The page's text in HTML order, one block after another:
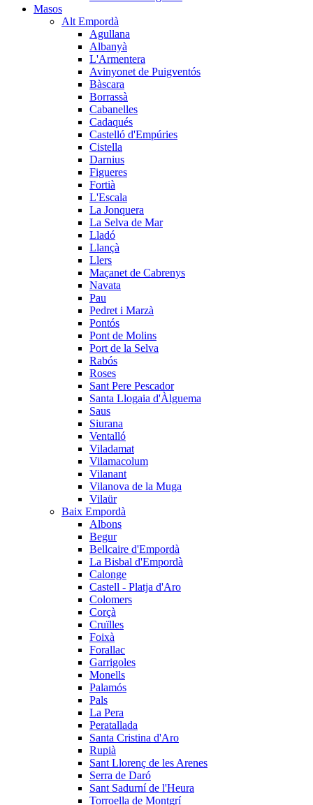
Masos
Alt Empordà
Agullana
Albanyà
L'Armentera
Avinyonet de Puigventós
Bàscara
Borrassà
Cabanelles
Cadaqués
Castelló d'Empúries
Cistella
Darnius
Figueres
Fortià
L'Escala
La Jonquera
La Selva de Mar
Lladó
Llançà
Llers
Maçanet de Cabrenys
Navata
Pau
Pedret i Marzà
Pontós
Pont de Molins
Port de la Selva
Rabós
Roses
Sant Pere Pescador
Santa Llogaia d'Àlguema
Saus
Siurana
Ventalló
Viladamat
Vilamacolum
Vilanant
Vilanova de la Muga
Vilaür
Baix Empordà
Albons
Begur
Bellcaire d'Empordà
La Bisbal d'Empordà
Calonge
Castell - Platja d'Aro
Colomers
Corçà
Cruïlles
Foixà
Forallac
Garrigoles
Monells
Palamós
Pals
La Pera
Peratallada
Santa Cristina d'Aro
Rupià
Sant Llorenç de les Arenes
Serra de Daró
Sant Sadurní de l'Heura
Torroella de Montgrí